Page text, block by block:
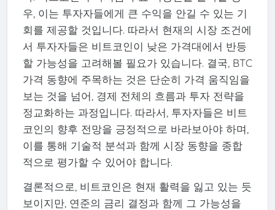
우, 이는 투자자들에게 큰 수익을 안길 수 있는 기
회를 제공할 것입니다. 따라서 현재의 시장 조건에
서 투자자들은 비트코인이 낮은 가격대에서 반등
할 가능성을 고려해볼 필요가 있습니다. 결국, BTC
가격 동향에 주목하는 것은 단순히 가격 움직임을
보는 것을 넘어, 경제 전체의 흐름과 투자 전략을
정교화하는 과정입니다. 따라서, 투자자들은 비트
코인의 향후 전망을 긍정적으로 바라보아야 하며,
이를 통해 기술적 분석과 함께 시장 동향을 종합
적으로 평가할 수 있어야 합니다.
결론적으로, 비트코인은 현재 활력을 잃고 있는 듯
보이지만, 연준의 금리 결정과 함께 그 가능성을